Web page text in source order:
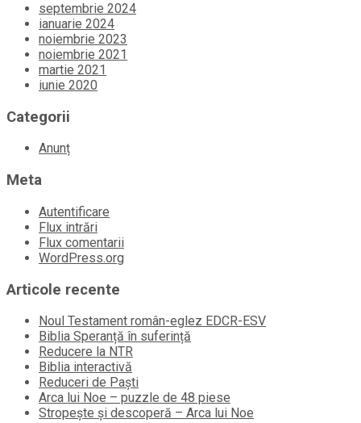
septembrie 2024
ianuarie 2024
noiembrie 2023
noiembrie 2021
martie 2021
iunie 2020
Categorii
Anunț
Meta
Autentificare
Flux intrări
Flux comentarii
WordPress.org
Articole recente
Noul Testament român-eglez EDCR-ESV
Biblia Speranță în suferință
Reducere la NTR
Biblia interactivă
Reduceri de Paști
Arca lui Noe – puzzle de 48 piese
Stropește și descoperă – Arca lui Noe